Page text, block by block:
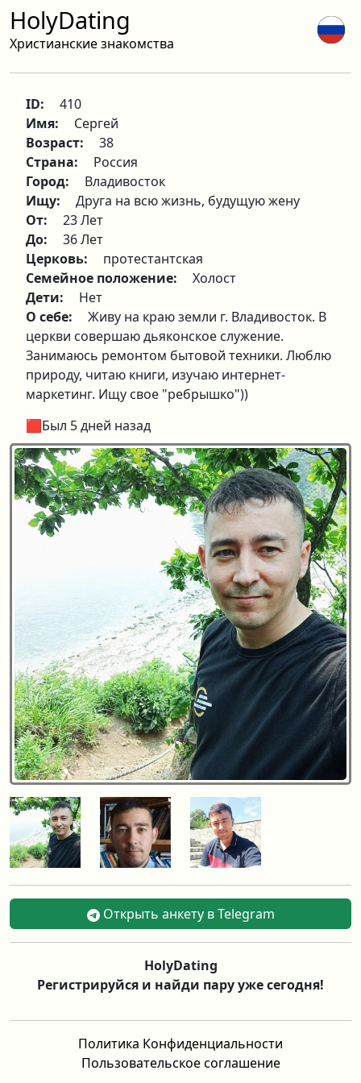
HolyDating
Христианские знакомства
ID:
410
Имя:
Сергей
Возраст:
38
Страна:
Россия
Город:
Владивосток
Ищу:
Друга на всю жизнь, будущую жену
От:
23 Лет
До:
36 Лет
Церковь:
протестантская
Семейное положение:
Холост
Дети:
Нет
О себе:
Живу на краю земли г. Владивосток. В
церкви совершаю дьяконское служение.
Занимаюсь ремонтом бытовой техники. Люблю
природу, читаю книги, изучаю интернет-
маркетинг. Ищу свое "ребрышко"))
🟥Был 5 дней назад
Открыть анкету в Telegram
Политика Конфиденциальности
Пользовательское соглашение
HolyDating
Регистрируйся и найди пару уже сегодня!